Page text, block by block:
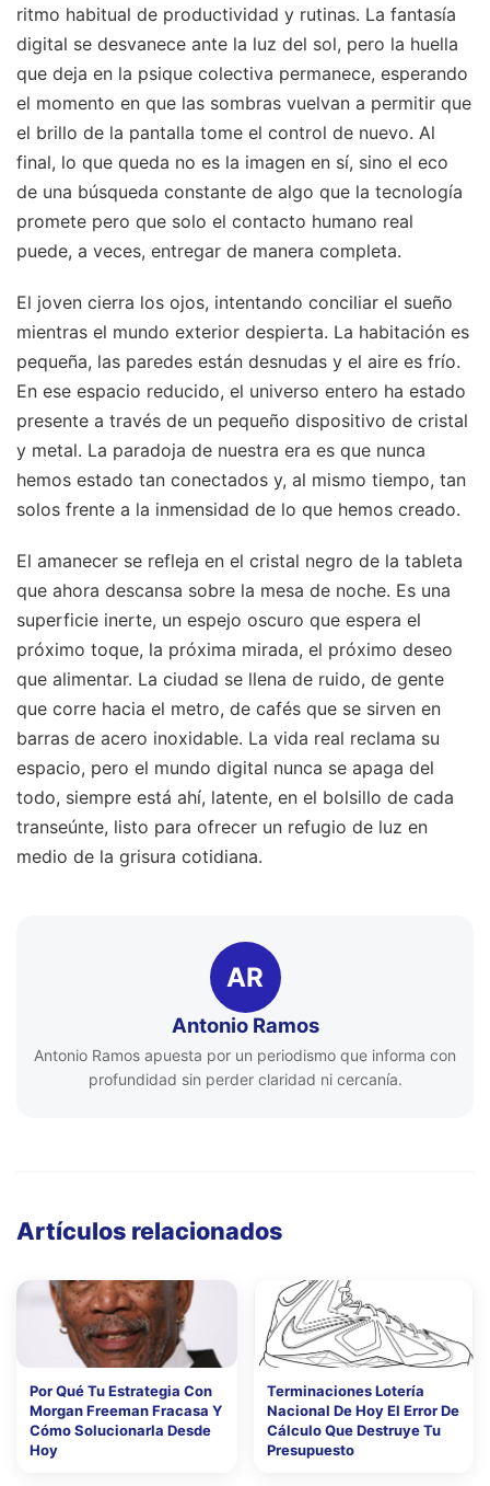
ritmo habitual de productividad y rutinas. La fantasía
digital se desvanece ante la luz del sol, pero la huella
que deja en la psique colectiva permanece, esperando
el momento en que las sombras vuelvan a permitir que
el brillo de la pantalla tome el control de nuevo. Al
final, lo que queda no es la imagen en sí, sino el eco
de una búsqueda constante de algo que la tecnología
promete pero que solo el contacto humano real
puede, a veces, entregar de manera completa.
El joven cierra los ojos, intentando conciliar el sueño
mientras el mundo exterior despierta. La habitación es
pequeña, las paredes están desnudas y el aire es frío.
En ese espacio reducido, el universo entero ha estado
presente a través de un pequeño dispositivo de cristal
y metal. La paradoja de nuestra era es que nunca
hemos estado tan conectados y, al mismo tiempo, tan
solos frente a la inmensidad de lo que hemos creado.
El amanecer se refleja en el cristal negro de la tableta
que ahora descansa sobre la mesa de noche. Es una
superficie inerte, un espejo oscuro que espera el
próximo toque, la próxima mirada, el próximo deseo
que alimentar. La ciudad se llena de ruido, de gente
que corre hacia el metro, de cafés que se sirven en
barras de acero inoxidable. La vida real reclama su
espacio, pero el mundo digital nunca se apaga del
todo, siempre está ahí, latente, en el bolsillo de cada
transeúnte, listo para ofrecer un refugio de luz en
medio de la grisura cotidiana.
AR
Antonio Ramos
Antonio Ramos apuesta por un periodismo que informa con
profundidad sin perder claridad ni cercanía.
Artículos relacionados
Por Qué Tu Estrategia Con
Morgan Freeman Fracasa Y
Cómo Solucionarla Desde
Hoy
Terminaciones Lotería
Nacional De Hoy El Error De
Cálculo Que Destruye Tu
Presupuesto